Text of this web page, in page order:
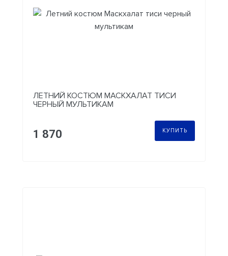
ЛЕТНИЙ КОСТЮМ МАСКХАЛАТ ТИСИ
ЧЕРНЫЙ МУЛЬТИКАМ
1 870 КУПИТЬ